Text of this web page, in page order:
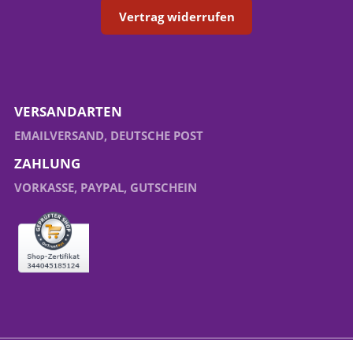
Vertrag widerrufen
VERSANDARTEN
EMAILVERSAND, DEUTSCHE POST
ZAHLUNG
VORKASSE, PAYPAL, GUTSCHEIN